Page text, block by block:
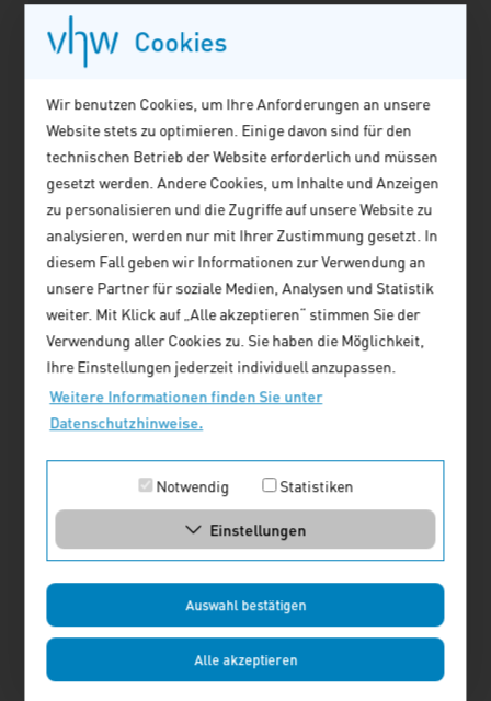
Cookies
Wir benutzen Cookies, um Ihre Anforderungen an unsere
Website stets zu optimieren. Einige davon sind für den
technischen Betrieb der Website erforderlich und müssen
gesetzt werden. Andere Cookies, um Inhalte und Anzeigen
zu personalisieren und die Zugriffe auf unsere Website zu
analysieren, werden nur mit Ihrer Zustimmung gesetzt. In
diesem Fall geben wir Informationen zur Verwendung an
unsere Partner für soziale Medien, Analysen und Statistik
weiter. Mit Klick auf „Alle akzeptieren“ stimmen Sie der
Verwendung aller Cookies zu. Sie haben die Möglichkeit,
Ihre Einstellungen jederzeit individuell anzupassen.
Weitere Informationen finden Sie unter
Datenschutzhinweise.
Notwendig Statistiken
Einstellungen
Auswahl bestätigen
Alle akzeptieren
Funktion
Straße/Hausnummer*
Postleitzahl*
Ort*
Telefon*
Fax
E-Mail-Adresse*
Rechnungsadresse
Lieferadresse als